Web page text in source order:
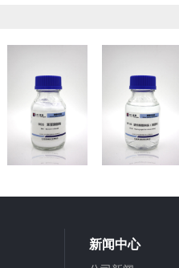
新闻中心